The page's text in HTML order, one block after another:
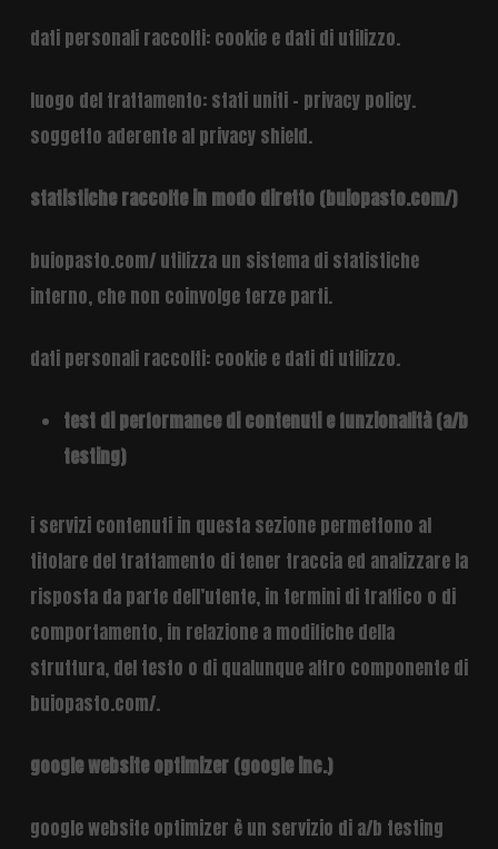
dati personali raccolti: cookie e dati di utilizzo.
luogo del trattamento: stati uniti – privacy policy.
soggetto aderente al privacy shield.
statistiche raccolte in modo diretto (buiopasto.com/)
buiopasto.com/ utilizza un sistema di statistiche
interno, che non coinvolge terze parti.
dati personali raccolti: cookie e dati di utilizzo.
test di performance di contenuti e funzionalità (a/b
testing)
i servizi contenuti in questa sezione permettono al
titolare del trattamento di tener traccia ed analizzare la
risposta da parte dell’utente, in termini di traffico o di
comportamento, in relazione a modifiche della
struttura, del testo o di qualunque altro componente di
buiopasto.com/.
google website optimizer (google inc.)
google website optimizer è un servizio di a/b testing